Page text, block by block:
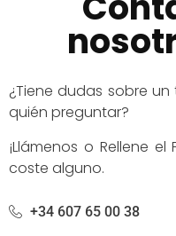
¿Tiene dudas sobre
quién preguntar?
¡Llámenos o Rellene
coste alguno.
+34 607 65 00 38